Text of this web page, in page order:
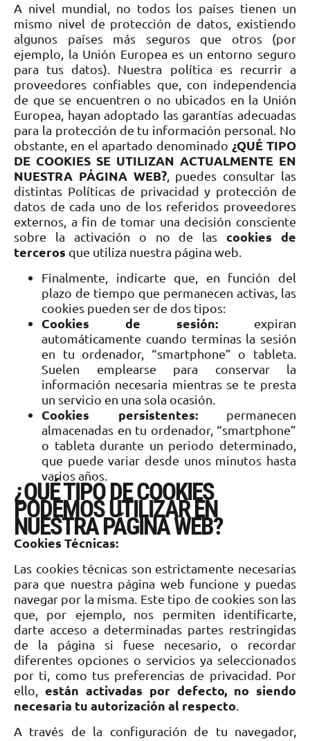
A nivel mundial, no todos los países tienen un
mismo nivel de protección de datos, existiendo
algunos países más seguros que otros (por
ejemplo, la Unión Europea es un entorno seguro
para tus datos). Nuestra política es recurrir a
proveedores confiables que, con independencia
de que se encuentren o no ubicados en la Unión
Europea, hayan adoptado las garantías adecuadas
para la protección de tu información personal. No
obstante, en el apartado denominado ¿QUÉ TIPO
DE COOKIES SE UTILIZAN ACTUALMENTE EN
NUESTRA PÁGINA WEB?, puedes consultar las
distintas Políticas de privacidad y protección de
datos de cada uno de los referidos proveedores
externos, a fin de tomar una decisión consciente
sobre la activación o no de lascookies de
terceros que utiliza nuestra página web.
Finalmente, indicarte que, en función del
plazo de tiempo que permanecen activas, las
cookies pueden ser de dos tipos:
Cookies de sesión: expiran
automáticamente cuando terminas la sesión
en tu ordenador, “smartphone” o tableta.
Suelen emplearse para conservar la
información necesaria mientras se te presta
un servicio en una sola ocasión.
Cookies persistentes: permanecen
almacenadas en tu ordenador, “smartphone”
o tableta durante un periodo determinado,
que puede variar desde unos minutos hasta
varios años.
¿QUÉ TIPO DE COOKIES
PODEMOS UTILIZAR EN
NUESTRA PÁGINA WEB?
Cookies Técnicas:
Las cookies técnicas son estrictamente necesarias
para que nuestra página web funcione y puedas
navegar por la misma. Este tipo de cookies son las
que, por ejemplo, nos permiten identificarte,
darte acceso a determinadas partes restringidas
de la página si fuese necesario, o recordar
diferentes opciones o servicios ya seleccionados
por ti, como tus preferencias de privacidad. Por
ello, están activadas por defecto, no siendo
necesaria tu autorización al respecto
A través de la configuración de tu navegador,